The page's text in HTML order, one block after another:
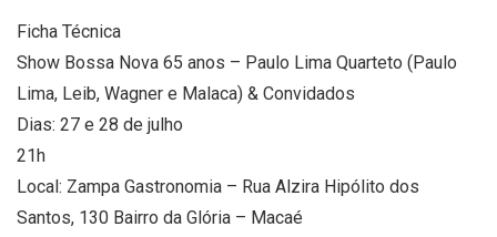
Ficha Técnica
Show Bossa Nova 65 anos – Paulo Lima Quarteto (Paulo
Lima, Leib, Wagner e Malaca) & Convidados
Dias: 27 e 28 de julho
21h
Local: Zampa Gastronomia – Rua Alzira Hipólito dos
Santos, 130 Bairro da Glória – Macaé